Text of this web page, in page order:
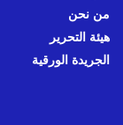
من نحن
هيئة التحرير
الجريدة الورقية